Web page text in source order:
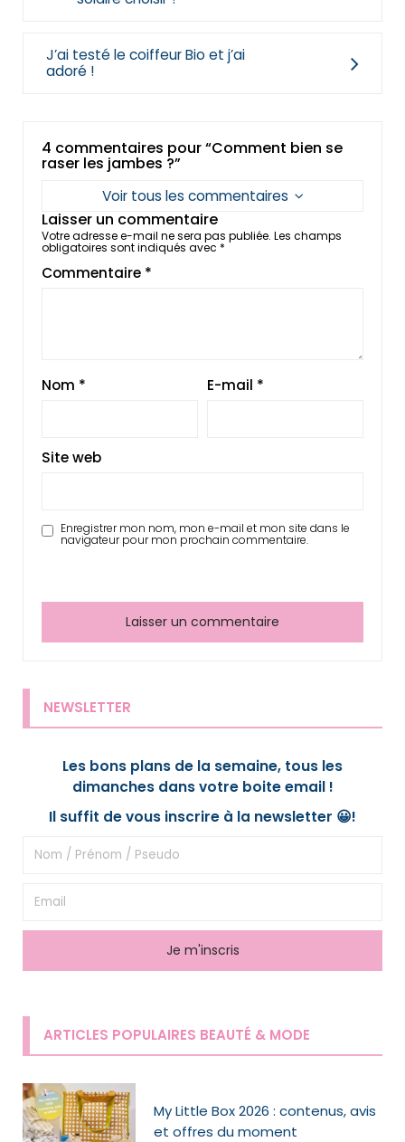
J’ai testé le coiffeur Bio et j’ai
adoré !
4 commentaires pour “Comment bien se
raser les jambes ?”
Voir tous les commentaires
Laisser un commentaire
Votre adresse e-mail ne sera pas publiée. Les champs
obligatoires sont indiqués avec *
Commentaire *
Nom * E-mail *
Site web
Enregistrer mon nom, mon e-mail et mon site dans le
navigateur pour mon prochain commentaire.
NEWSLETTER
Les bons plans de la semaine, tous les
dimanches dans votre boite email !
Il suffit de vous inscrire à la newsletter 😀!
ARTICLES POPULAIRES BEAUTÉ & MODE
My Little Box 2026 : contenus, avis
et offres du moment